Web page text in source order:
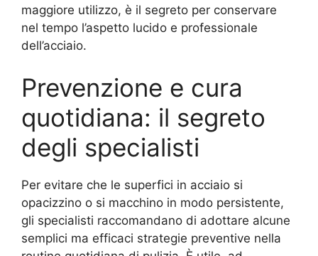
maggiore utilizzo, è il segreto per conservare
nel tempo l’aspetto lucido e professionale
dell’acciaio.
Prevenzione e cura
quotidiana: il segreto
degli specialisti
Per evitare che le superfici in acciaio si
opacizzino o si macchino in modo persistente,
gli specialisti raccomandano di adottare alcune
semplici ma efficaci strategie preventive nella